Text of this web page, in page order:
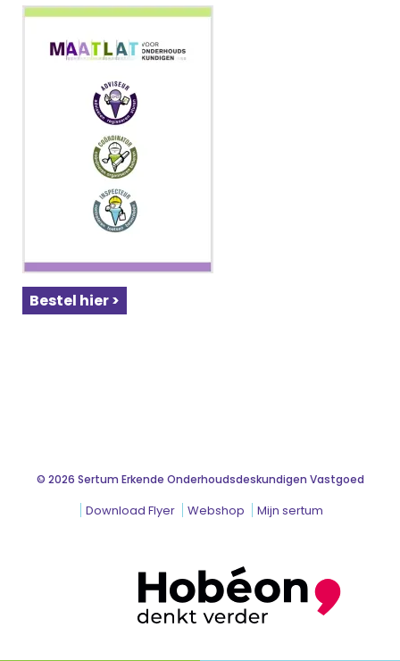
Bestel hier >
© 2026 Sertum Erkende Onderhoudsdeskundigen Vastgoed
Download Flyer Webshop Mijn sertum